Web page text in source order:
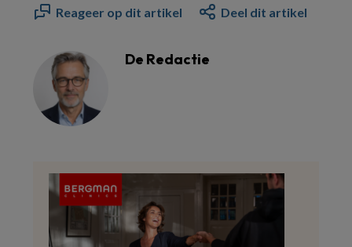
Reageer op dit artikel Deel dit artikel
De Redactie